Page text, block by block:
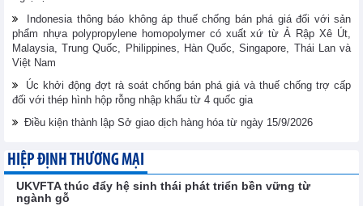
Indonesia thông báo không áp thuế chống bán phá giá đối với sản
phẩm nhựa polypropylene homopolymer có xuất xứ từ Ả Rập Xê Út,
Malaysia, Trung Quốc, Philippines, Hàn Quốc, Singapore, Thái Lan và
Việt Nam
Úc khởi động đợt rà soát chống bán phá giá và thuế chống trợ cấp
đối với thép hình hộp rỗng nhập khẩu từ 4 quốc gia
Điều kiện thành lập Sở giao dịch hàng hóa từ ngày 15/9/2026
HIỆP ĐỊNH THƯƠNG MẠI
UKVFTA thúc đẩy hệ sinh thái phát triển bền vững từ
ngành gỗ